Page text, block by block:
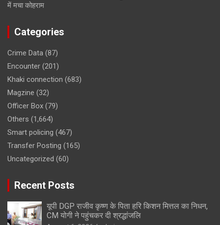
में मचा कोहराम
Categories
Crime Data (87)
Encounter (201)
Khaki connection (683)
Magzine (32)
Officer Box (79)
Others (1,664)
Smart policing (467)
Transfer Posting (165)
Uncategorized (60)
Recent Posts
यूपी DGP राजीव कृष्ण के पिता हरि किशन मित्तल का निधन,
CM योगी ने पहुंचकर दी श्रद्धांजलि